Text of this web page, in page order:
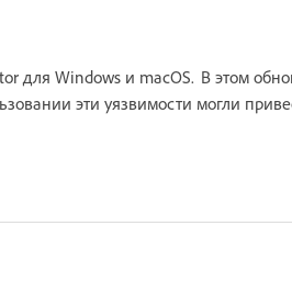
для Windows и macOS. В этом
эти уязвимости могли